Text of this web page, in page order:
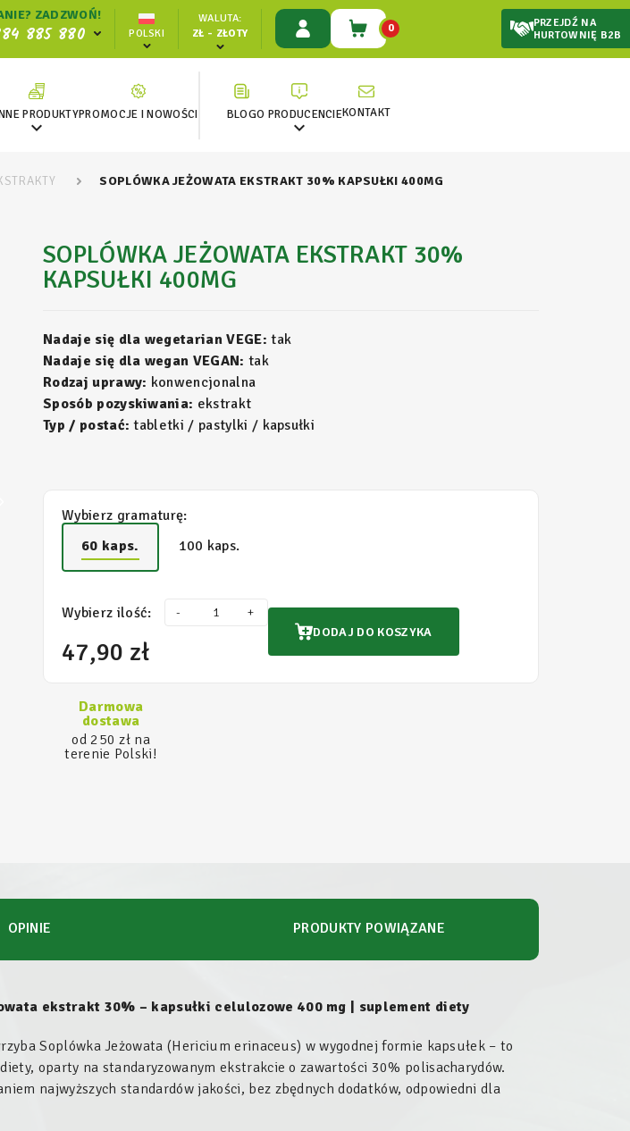
ZADZWOŃ!
885 880 POLSKI
WALUTA:
ZŁ - ZŁOTY
0
PRZEJDŹ NA
HURTOWNIĘ B2B
PRODUKTY

PROMOCJE I NOWOŚCI BLOGO PRODUCENCIE

KONTAKT
SOPLÓWKA JEŻOWATA EKSTRAKT 30% KAPSUŁKI 400MG
SOPLÓWKA JEŻOWATA EKSTRAKT 30%
KAPSUŁKI 400MG
Nadaje się dla wegetarian VEGE: tak
Nadaje się dla wegan VEGAN: tak
Rodzaj uprawy: konwencjonalna
Sposób pozyskiwania: ekstrakt
Typ / postać: tabletki / pastylki / kapsułki
Wybierz gramaturę:
60 kaps.
100 kaps.
Wybierz ilość: - +
47,90 zł
DODAJ DO KOSZYKA
Darmowa
dostawa
od 250 zł na
terenie Polski!
OPINIE PRODUKTY POWIĄZANE
ekstrakt 30% – kapsułki celulozowe 400 mg | suplement diety
Soplówka Jeżowata (Hericium erinaceus) w wygodnej formie kapsułek – to
oparty na standaryzowanym ekstrakcie o zawartości 30% polisacharydów.
najwyższych standardów jakości, bez zbędnych dodatków, odpowiedni dla